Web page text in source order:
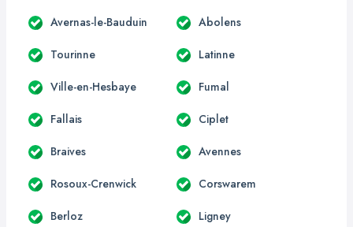
Avernas-le-Bauduin Abolens
Tourinne Latinne
Ville-en-Hesbaye Fumal
Fallais Ciplet
Braives Avennes
Rosoux-Crenwick Corswarem
Berloz Ligney